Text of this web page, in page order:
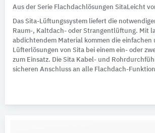
Aus der Serie Flachdachlösungen SitaLeicht
Das Sita-Lüftungssystem liefert die
Raum-, Kaltdach- oder Strangentlüftung. Mit
abdichtendem Material kommen die einfachen
Lüfterlösungen von Sita bei einem ein- oder
zum Einsatz. Die Sita Kabel- und
sicheren Anschluss an alle Flachdach-